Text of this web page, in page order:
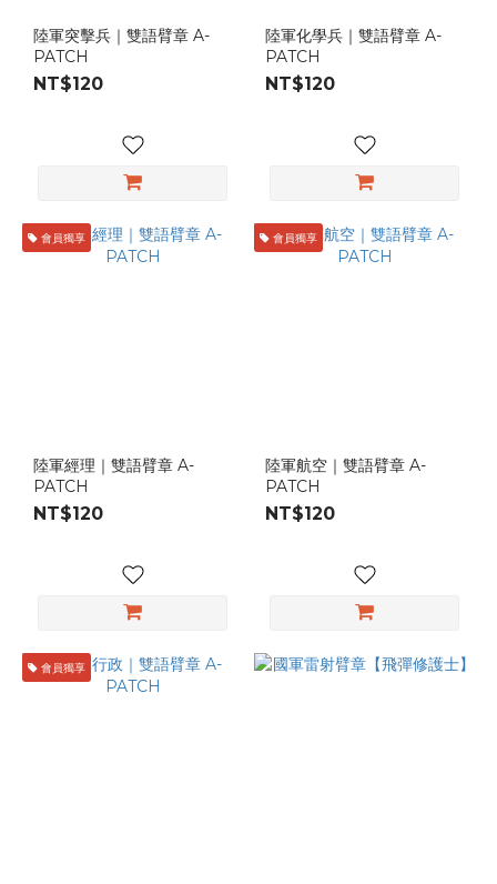
陸軍突擊兵｜雙語臂章 A-
PATCH
NT$120
陸軍化學兵｜雙語臂章 A-
PATCH
NT$120
會員獨享
陸軍經理｜雙語臂章 A-
PATCH
NT$120
會員獨享
陸軍航空｜雙語臂章 A-
PATCH
NT$120
會員獨享